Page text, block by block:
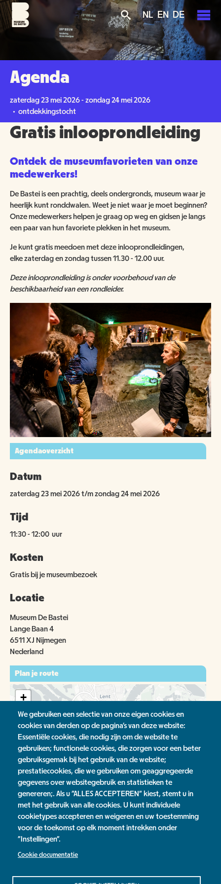
Overslaan
en
naar
gaan
Skip
to
main
Skip
to
search
NL EN DE
We gebruiken een selectie van onze eigen cookies en
cookies van derden op de pagina's van deze website:
Essentiële cookies, die nodig zijn om de website te
gebruiken; functionele cookies, die zorgen voor een beter
gebruiksgemak bij het gebruik van de website;
prestatiecookies, die we gebruiken om geaggregeerde
gegevens over websitegebruik en statistieken te
genereren;. Als u "ALLES ACCEPTEREN" kiest, stemt u in
met het gebruik van alle cookies. U kunt individuele
cookietypes accepteren en weigeren en uw toestemming
voor de toekomst op elk moment intrekken onder
"Instellingen".
Cookie documentatie
PLAN JE BEZOEK
TICKETS
OPENINGSTIJDEN
ENTREEPRIJZEN
BEREIKBAARHEID
GROEPSBEZOEK
HORECA
MUSEUMWINKEL
NU TE KOOP IN DE WINKEL
NIJMEEGSE VOGELMONUMENTJES
ZAALVERHUUR
HUISREGELS
KINDERFEESTJE
AGENDA
OVER ONS
MISSIE EN VISIE
NIEUWS
COMITÉ VAN AANBEVELING
BESTUUR
JAARVERSLAG
ORGANOGRAM
VRIJWILLIGERS
GEEF EEN VRIENDSCHAP CADEAU!
SCHENKEN & NALATEN
COLLECTIE
OVER DE COLLECTIE
DOOD DIER GEVONDEN?
PUBLICATIES
BRUIKLENEN
ARCHITECTUUR
NIEUWSBRIEF
2000 JAAR GESCHIEDENIS AAN DE WAAL
CONTACT
VERRIJK JEZELF IN HET RIJK VAN NIJMEGEN
GROENMAKERS
BEWONERS
NATUUR- & MILIEUORGANISATIES
NATUUR- & MILIEUORGANISATIES
NME NIEUWS & INSPIRATIE
SCHOLEN
Agenda
zaterdag 23 mei 2026 - zondag 24 mei 2026
• ontdekkingstocht
Gratis inlooprondleiding
Ontdek de museumfavorieten van onze
medewerkers!
De Bastei is een prachtig, deels ondergronds, museum waar je
heerlijk kunt ronddwalen. Weet je niet waar je moet beginnen?
Onze medewerkers helpen je graag op weg en gidsen je langs
een paar van hun favoriete plekken in het museum.
Je kunt gratis meedoen met deze inlooprondleidingen,
elke zaterdag en zondag tussen 11.30 - 12.00 uur.
Deze inlooprondleiding is onder voorbehoud van de
beschikbaarheid van een rondleider.
Agendaoverzicht
Datum
zaterdag 23 mei 2026 t/m zondag 24 mei 2026
Tijd
11:30- 12:00 uur
Kosten
Gratis bij je museumbezoek
Locatie
Museum De Bastei
Lange Baan 4
6511 XJ Nijmegen
Nederland
Plan je route
+
-
Leaflet | © OpenStreetMap contributors, ©
Tags
rondleiding
Jaarverslag